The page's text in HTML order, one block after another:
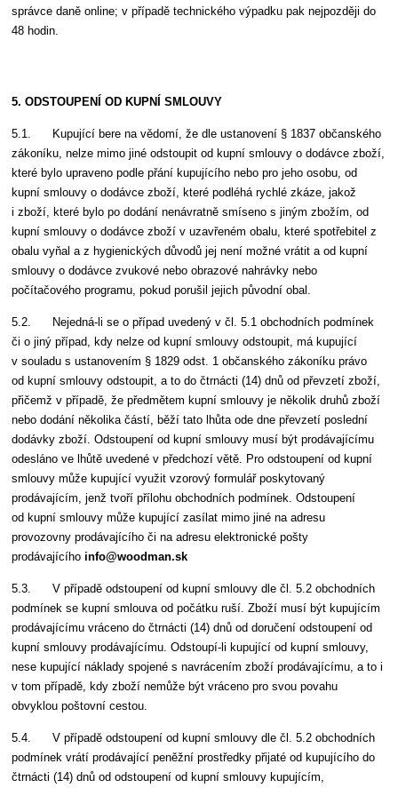
správce daně online; v případě technického výpadku pak nejpozději do
48 hodin.
5. ODSTOUPENÍ OD KUPNÍ SMLOUVY
5.1. Kupující bere na vědomí, že dle ustanovení § 1837 občanského
zákoníku, nelze mimo jiné odstoupit od kupní smlouvy o dodávce zboží,
které bylo upraveno podle přání kupujícího nebo pro jeho osobu, od
kupní smlouvy o dodávce zboží, které podléhá rychlé zkáze, jakož
i zboží, které bylo po dodání nenávratně smíseno s jiným zbožím, od
kupní smlouvy o dodávce zboží v uzavřeném obalu, které spotřebitel z
obalu vyňal a z hygienických důvodů jej není možné vrátit a od kupní
smlouvy o dodávce zvukové nebo obrazové nahrávky nebo
počítačového programu, pokud porušil jejich původní obal.
5.2. Nejedná-li se o případ uvedený v čl. 5.1 obchodních podmínek
či o jiný případ, kdy nelze od kupní smlouvy odstoupit, má kupující
v souladu s ustanovením § 1829 odst. 1 občanského zákoníku právo
od kupní smlouvy odstoupit, a to do čtrnácti (14) dnů od převzetí zboží,
přičemž v případě, že předmětem kupní smlouvy je několik druhů zboží
nebo dodání několika částí, běží tato lhůta ode dne převzetí poslední
dodávky zboží. Odstoupení od kupní smlouvy musí být prodávajícímu
odesláno ve lhůtě uvedené v předchozí větě. Pro odstoupení od kupní
smlouvy může kupující využit vzorový formulář poskytovaný
prodávajícím, jenž tvoří přílohu obchodních podmínek. Odstoupení
od kupní smlouvy může kupující zasílat mimo jiné na adresu
provozovny prodávajícího či na adresu elektronické pošty
prodávajícíhoinfo@woodman.sk
5.3. V případě odstoupení od kupní smlouvy dle čl. 5.2 obchodních
podmínek se kupní smlouva od počátku ruší. Zboží musí být kupujícím
prodávajícímu vráceno do čtrnácti (14) dnů od doručení odstoupení od
kupní smlouvy prodávajícímu. Odstoupí-li kupující od kupní smlouvy,
nese kupující náklady spojené s navrácením zboží prodávajícímu, a to i
v tom případě, kdy zboží nemůže být vráceno pro svou povahu
obvyklou poštovní cestou.
5.4. V případě odstoupení od kupní smlouvy dle čl. 5.2 obchodních
podmínek vrátí prodávající peněžní prostředky přijaté od kupujícího do
čtrnácti (14) dnů od odstoupení od kupní smlouvy kupujícím,